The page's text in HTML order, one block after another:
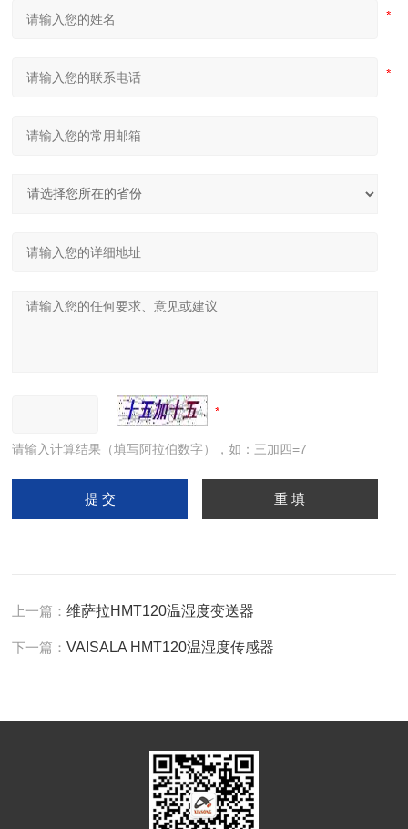
请输入计算结果（填写阿拉伯数字），如：三加四=7
上一篇：维萨拉HMT120温湿度变送器
下一篇：VAISALA HMT120温湿度传感器